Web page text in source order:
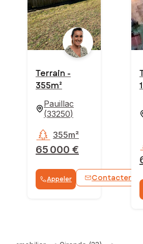
Terrain -
355m²
Pauillac
(33250)
65 000 €
355m²
Appeler Contacter